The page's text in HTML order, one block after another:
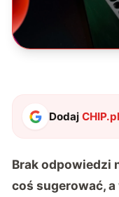
DodajCHIP.pl
Brak odpowiedzi
coś sugerować,